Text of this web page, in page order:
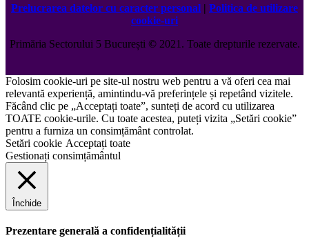
Prelucrarea datelor cu caracter personal | Politica de utilizare
cookie-uri
Primăria Sectorului 5 București ©️2021. Toate drepturile rezervate.
Folosim cookie-uri pe site-ul nostru web pentru a vă oferi cea mai
relevantă experiență, amintindu-vă preferințele și repetând vizitele.
Făcând clic pe „Acceptați toate”, sunteți de acord cu utilizarea
TOATE cookie-urile. Cu toate acestea, puteți vizita „Setări cookie”
pentru a furniza un consimțământ controlat.
Setări cookie Acceptați toate
Gestionați consimțământul
Închide
Prezentare generală a confidențialității